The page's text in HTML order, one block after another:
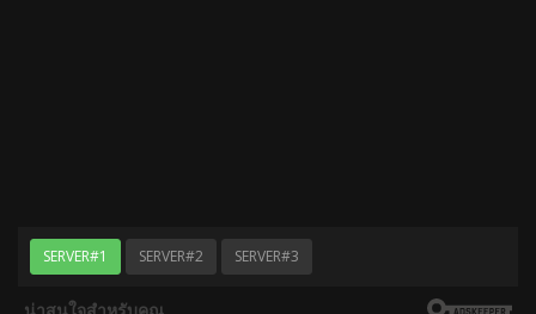
SERVER#1 SERVER#2 SERVER#3